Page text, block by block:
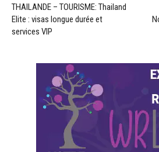
THAILANDE – TOURISME: Thailand
Elite : visas longue durée et
services VIP